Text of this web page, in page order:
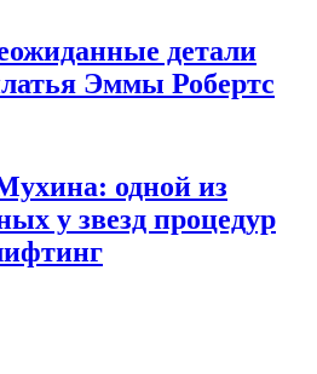
детали
Эммы Робертс
одной из
у звезд процедур